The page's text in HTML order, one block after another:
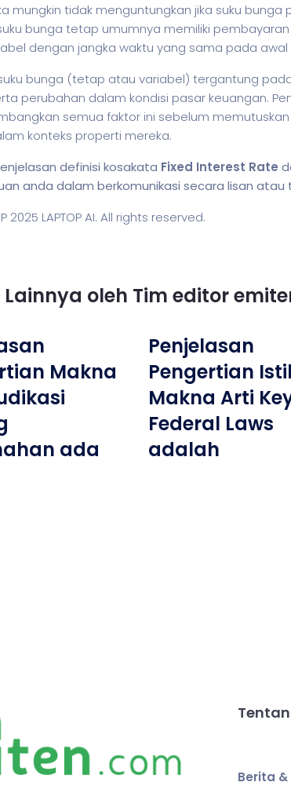
mungkin tidak menguntungkan jika suku
bunga tetap umumnya memiliki
dengan jangka waktu yang sama pada awal
bunga (tetap atau variabel) tergantung
perubahan dalam kondisi pasar keuangan.
semua faktor ini sebelum
konteks properti mereka.
definisi kosakata Fixed Interest Rate
anda dalam berkomunikasi secara lisan atau
2025 LAPTOP AI. All rights reserved.
oleh Tim editor
Makna
ada
Penjelasan
Pengertian
Makna Arti
Federal Laws
adalah
Berita &